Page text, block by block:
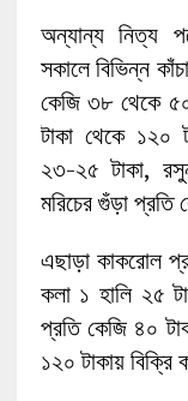
অন্যান্য নিত্য
সকালে বিভিন্ন
কেজি ৩৮ থেকে
টাকা থেকে ১২০
২৩-২৫ টাকা,
মরিচের গুঁড়া
এছাড়া কাকরোল
কলা ১ হালি ২৫
প্রতি কেজি ৪০
১২০ টাকায় বিক্রি